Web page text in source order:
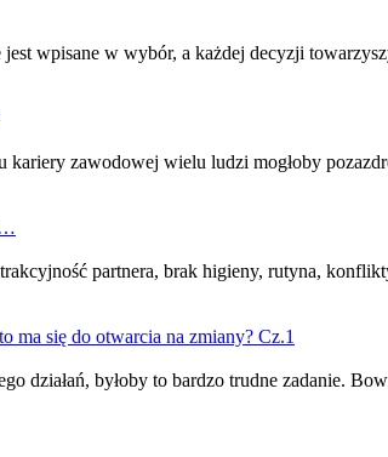
jest wpisane w wybór, a każdej decyzji
kariery zawodowej wielu ludzi mogłoby
partnera, brak higieny, rutyna,
ma się do otwarcia na zmiany? Cz.1
działań, byłoby to bardzo trudne zadanie.